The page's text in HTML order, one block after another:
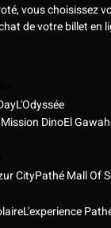
vous choisissez
de votre billet en
L'Odyssée
Dino
CityPathé Mall Of
L'experience